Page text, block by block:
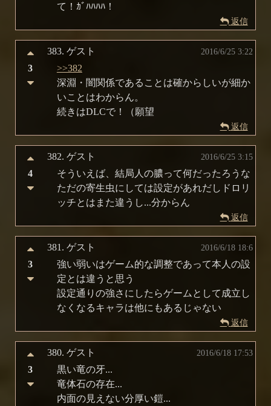
て！ｶﾞﾊﾊﾊﾊ！
返信
383. ゲスト 2016/6/25 3:22
>>382
深淵・闇関係であることは確からしいが細か
いことはわからん。
続きはDLCで！（願望
3
返信
382. ゲスト 2016/6/25 3:15
そういえば、結局人の膿って何だったろうな
ただの寄生虫にしては設定があれだしドロリ
ッチとはまた違うし...分からん
4
返信
381. ゲスト 2016/6/18 18:6
強い弱いはゲーム的な調整であって本人の設
定とは違うと思う
設定通りの強さにしたらゲームとして成立し
なくなるキャラは他にもあるじゃない
3
返信
380. ゲスト 2016/6/18 17:53
黒い竜の牙...
竜体石の存在...
内面の見えない分厚い鎧...
3